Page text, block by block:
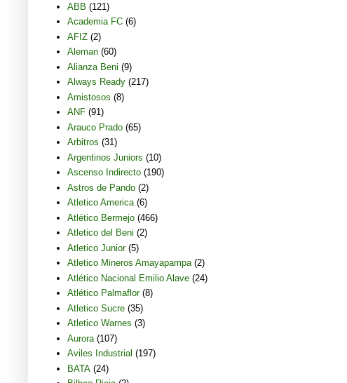
ABB (121)
Academia FC (6)
AFIZ (2)
Aleman (60)
Alianza Beni (9)
Always Ready (217)
Amistosos (8)
ANF (91)
Arauco Prado (65)
Arbitros (31)
Argentinos Juniors (10)
Ascenso Indirecto (190)
Astros de Pando (2)
Atletico America (6)
Atlético Bermejo (466)
Atletico del Beni (2)
Atletico Junior (5)
Atletico Mineros Amayapampa (2)
Atlético Nacional Emilio Alave (24)
Atlético Palmaflor (8)
Atletico Sucre (35)
Atletico Warnes (3)
Aurora (107)
Aviles Industrial (197)
BATA (24)